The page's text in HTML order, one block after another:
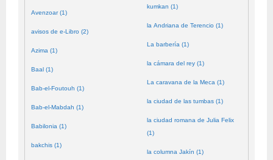
Avenzoar (1)
avisos de e-Libro (2)
Azima (1)
Baal (1)
Bab-el-Foutouh (1)
Bab-el-Mabdah (1)
Babilonia (1)
bakchis (1)
kumkan (1)
la Andriana de Terencio (1)
La barbería (1)
la cámara del rey (1)
La caravana de la Meca (1)
la ciudad de las tumbas (1)
la ciudad romana de Julia Felix
(1)
la columna Jakín (1)